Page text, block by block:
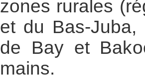
zones rurales
et du Bas-
de Bay et
mains.